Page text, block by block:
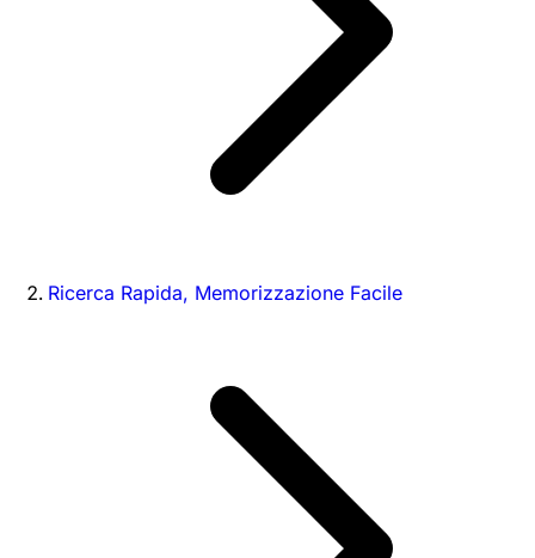
Ricerca Rapida, Memorizzazione Facile